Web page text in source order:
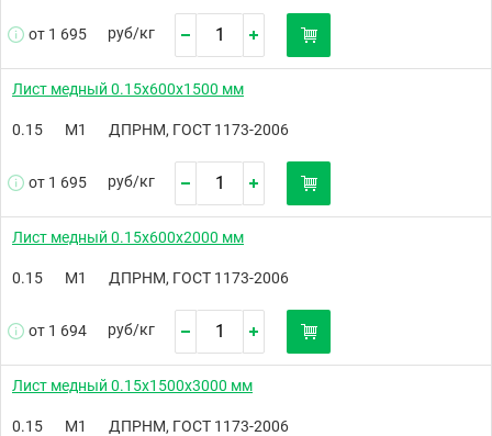
от 1 695 руб/кг
Лист медный 0.15х600х1500 мм
0.15 М1 ДПРНМ, ГОСТ 1173-2006
от 1 695 руб/кг
Лист медный 0.15х600х2000 мм
0.15 М1 ДПРНМ, ГОСТ 1173-2006
от 1 694 руб/кг
Лист медный 0.15х1500х3000 мм
0.15 М1 ДПРНМ, ГОСТ 1173-2006